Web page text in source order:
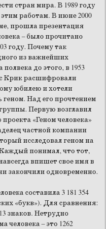
стран мира. В 1989 году
работам. В июне 2000
прошла презентация
– было прочитано
году. Почему так
из важнейших
до этого, в 1953
Крик расшифровали
юбилею и хотели
Над его прочтением
Первую возглавил
«Геном человека»
частной компании
исследовал геном на
понимал, что тот,
впишет свое имя в
закончили одновременно.
составила 3 181 354
«букв»). Для сравнения:
знаков. Нетрудно
человека – это 1262